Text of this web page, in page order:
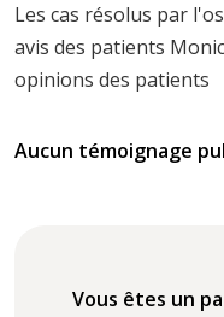
Les cas résolus par
avis des patients
opinions des patients
Aucun témoignage
Vous êtes un